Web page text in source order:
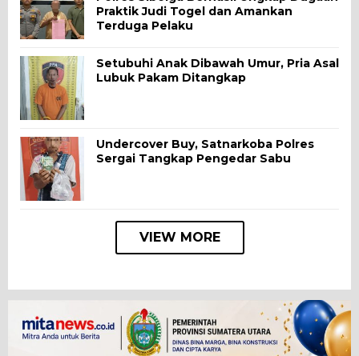
Praktik Judi Togel dan Amankan
Terduga Pelaku
Setubuhi Anak Dibawah Umur, Pria Asal
Lubuk Pakam Ditangkap
Undercover Buy, Satnarkoba Polres
Sergai Tangkap Pengedar Sabu
VIEW MORE